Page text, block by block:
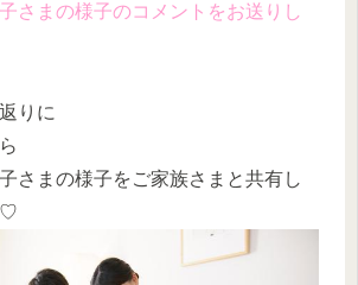
さまの様子のコメントをお送りし
りに
さまの様子をご家族さまと共有し
♡